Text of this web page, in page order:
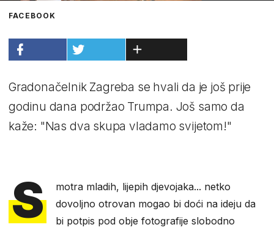
FACEBOOK
Gradonačelnik Zagreba se hvali da je još prije
godinu dana podržao Trumpa. Još samo da
kaže: "Nas dva skupa vladamo svijetom!"
S
motra mladih, lijepih djevojaka... netko
dovoljno otrovan mogao bi doći na ideju da
bi potpis pod obje fotografije slobodno